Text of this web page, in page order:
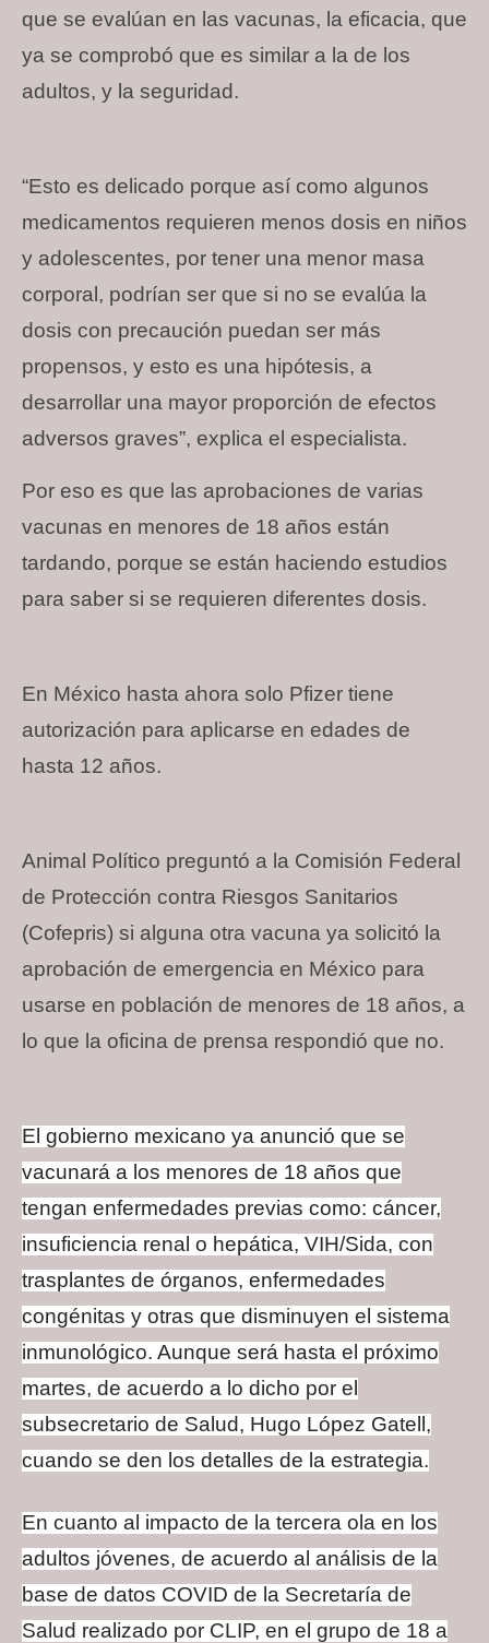
que se evalúan en las vacunas, la eficacia, que
ya se comprobó que es similar a la de los
adultos, y la seguridad.
“Esto es delicado porque así como algunos
medicamentos requieren menos dosis en niños
y adolescentes, por tener una menor masa
corporal, podrían ser que si no se evalúa la
dosis con precaución puedan ser más
propensos, y esto es una hipótesis, a
desarrollar una mayor proporción de efectos
adversos graves”, explica el especialista.
Por eso es que las aprobaciones de varias
vacunas en menores de 18 años están
tardando, porque se están haciendo estudios
para saber si se requieren diferentes dosis.
En México hasta ahora solo Pfizer tiene
autorización para aplicarse en edades de
hasta 12 años.
Animal Político preguntó a la Comisión Federal
de Protección contra Riesgos Sanitarios
(Cofepris) si alguna otra vacuna ya solicitó la
aprobación de emergencia en México para
usarse en población de menores de 18 años, a
lo que la oficina de prensa respondió que no.
El gobierno mexicano ya anunció que se
vacunará a los menores de 18 años que
tengan enfermedades previas como: cáncer,
insuficiencia renal o hepática, VIH/Sida, con
trasplantes de órganos, enfermedades
congénitas y otras que disminuyen el sistema
inmunológico. Aunque será hasta el próximo
martes, de acuerdo a lo dicho por el
subsecretario de Salud, Hugo López Gatell,
cuando se den los detalles de la estrategia.
En cuanto al impacto de la tercera ola en los
adultos jóvenes, de acuerdo al análisis de la
base de datos COVID de la Secretaría de
Salud realizado por CLIP, en el grupo de 18 a